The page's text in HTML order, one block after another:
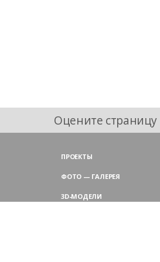
Оцените страницу
ПРОЕКТЫ
ФОТО — ГАЛЕРЕЯ
3D-МОДЕЛИ